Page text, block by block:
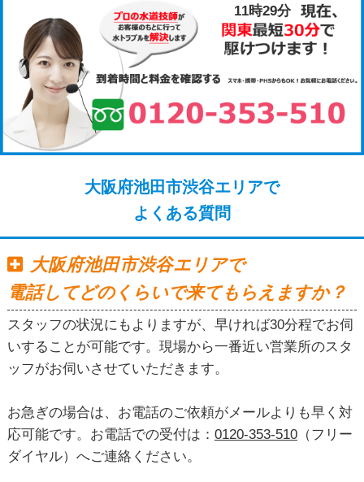
11時29分
大阪府池田市渋谷エリアで
よくある質問
大阪府池田市渋谷エリアで
電話してどのくらいで来てもらえますか？
スタッフの状況にもよりますが、早ければ30分程でお伺
いすることが可能です。現場から一番近い営業所のスタ
ッフがお伺いさせていただきます。
お急ぎの場合は、お電話のご依頼がメールよりも早く対
応可能です。お電話での受付は： 0120-353-510（フリー
ダイヤル）へご連絡ください。